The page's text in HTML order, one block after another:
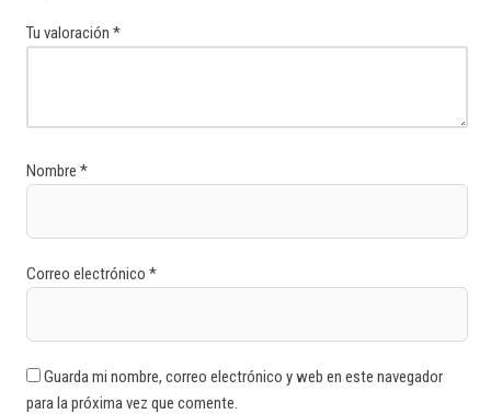
Tu valoración *
Nombre *
Correo electrónico *
Guarda mi nombre, correo electrónico y web en este navegador
para la próxima vez que comente.